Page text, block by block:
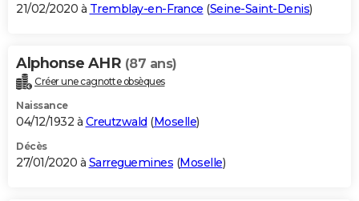
21/02/2020 à Tremblay-en-France (Seine-Saint-Denis)
Alphonse AHR (87 ans)
Créer une cagnotte obsèques
Naissance
04/12/1932 à Creutzwald (Moselle)
Décès
27/01/2020 à Sarreguemines (Moselle)